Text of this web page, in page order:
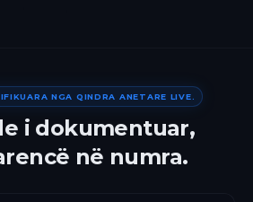
NGA QINDRA ANETARE LIVE.
i dokumentuar,
në numra.